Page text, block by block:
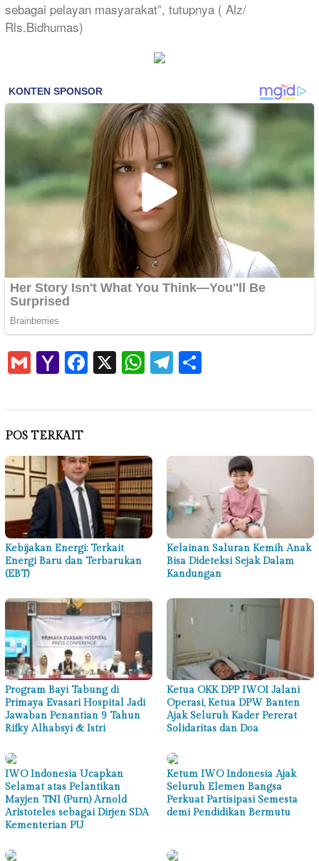
sebagai pelayan masyarakat”, tutupnya ( Alz/
Rls.Bidhumas)
GmailYahoo
Mail
Facebook
X WhatsApp
Telegram
POS TERKAIT
Kebijakan Energi: Terkait
Energi Baru dan Terbarukan
(EBT)
Kelainan Saluran Kemih Anak
Bisa Dideteksi Sejak Dalam
Kandungan
Program Bayi Tabung di
Primaya Evasari Hospital Jadi
Jawaban Penantian 9 Tahun
Rifky Alhabsyi & Istri
Ketua OKK DPP IWOI Jalani
Operasi, Ketua DPW Banten
Ajak Seluruh Kader Pererat
Solidaritas dan Doa
IWO Indonesia Ucapkan
Selamat atas Pelantikan
Mayjen TNI (Purn) Arnold
Aristoteles sebagai Dirjen SDA
Kementerian PU
Ketum IWO Indonesia Ajak
Seluruh Elemen Bangsa
Perkuat Partisipasi Semesta
demi Pendidikan Bermutu